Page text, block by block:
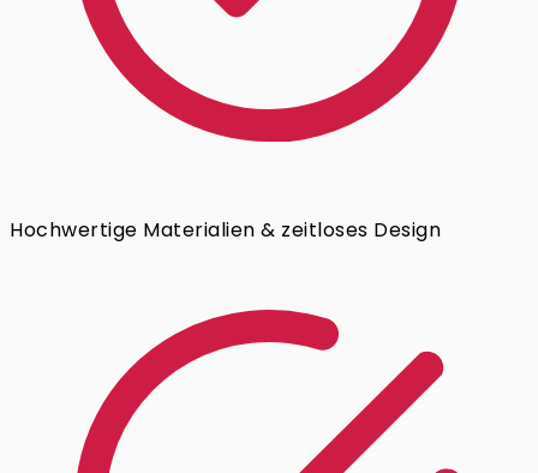
Hochwertige Materialien & zeitloses Design